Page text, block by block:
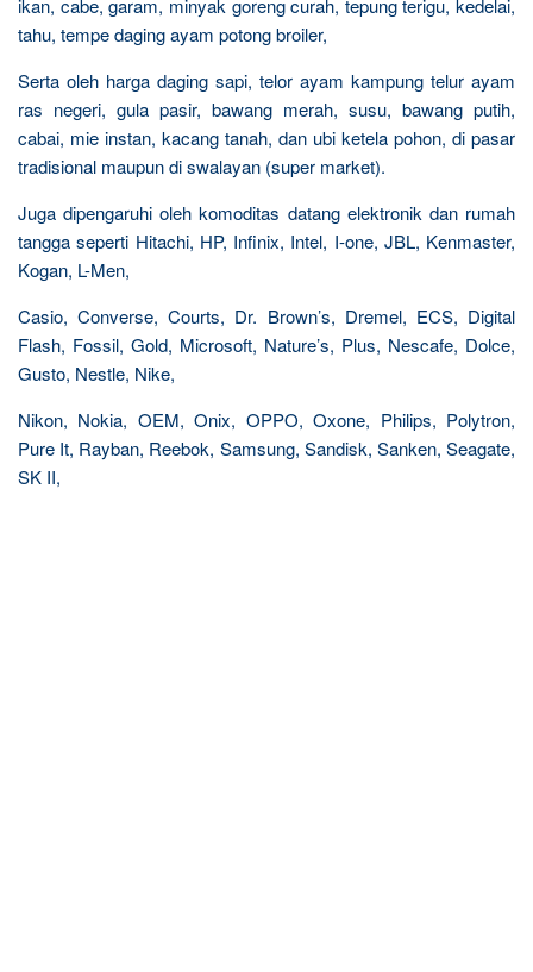
ikan, cabe, garam, minyak goreng curah, tepung terigu, kedelai,
tahu, tempe daging ayam potong broiler,
Serta oleh harga daging sapi, telor ayam kampung telur ayam
ras negeri, gula pasir, bawang merah, susu, bawang putih,
cabai, mie instan, kacang tanah, dan ubi ketela pohon, di pasar
tradisional maupun di swalayan (super market).
Juga dipengaruhi oleh komoditas datang elektronik dan rumah
tangga seperti Hitachi, HP, Infinix, Intel, I-one, JBL, Kenmaster,
Kogan, L-Men,
Casio, Converse, Courts, Dr. Brown’s, Dremel, ECS, Digital
Flash, Fossil, Gold, Microsoft, Nature’s, Plus, Nescafe, Dolce,
Gusto, Nestle, Nike,
Nikon, Nokia, OEM, Onix, OPPO, Oxone, Philips, Polytron,
Pure It, Rayban, Reebok, Samsung, Sandisk, Sanken, Seagate,
SK II,